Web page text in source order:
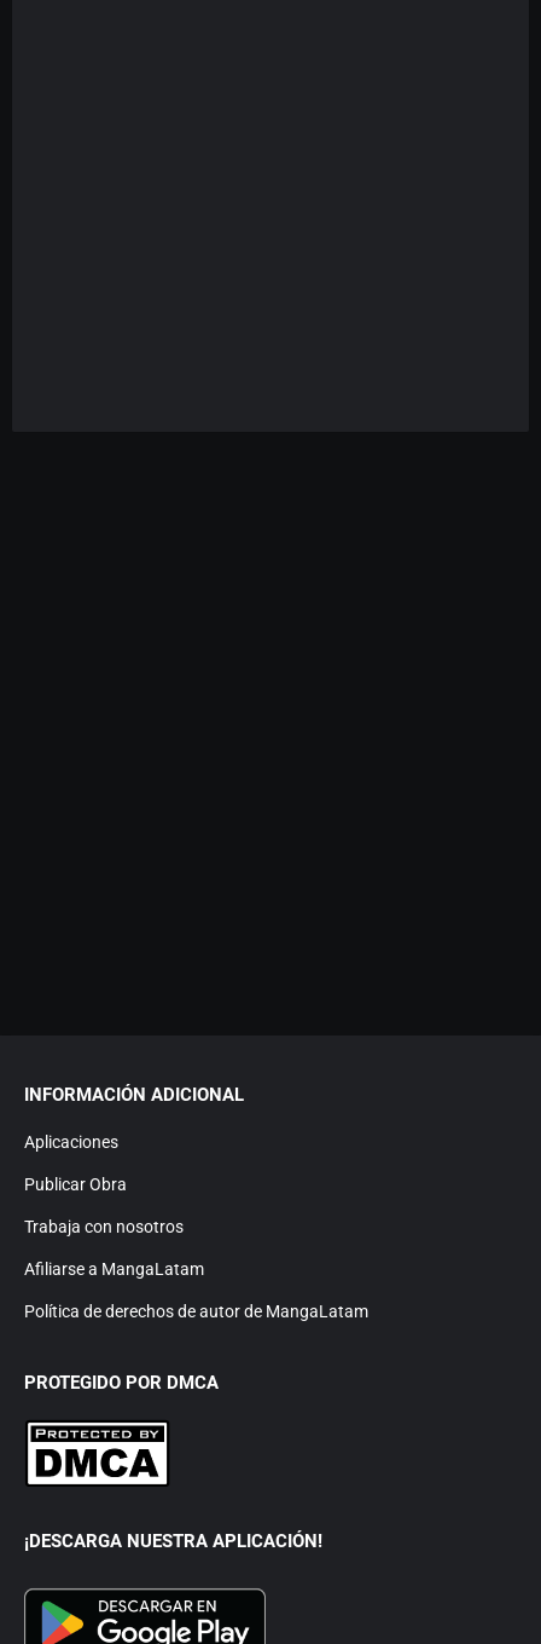
INFORMACIÓN ADICIONAL
Aplicaciones
Publicar Obra
Trabaja con nosotros
Afiliarse a MangaLatam
Política de derechos de autor de MangaLatam
PROTEGIDO POR DMCA
¡DESCARGA NUESTRA APLICACIÓN!